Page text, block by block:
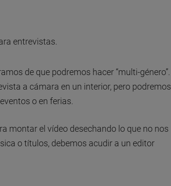
entrevistas.
de que podremos hacer “multi-género”.
a cámara en un interior, pero podremos
o en ferias.
montar el vídeo desechando lo que no nos
o títulos, debemos acudir a un editor